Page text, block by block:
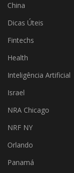
China
Dicas Úteis
Fintechs
Health
Inteligência Artificial
Israel
NRA Chicago
NRF NY
Orlando
Panamá